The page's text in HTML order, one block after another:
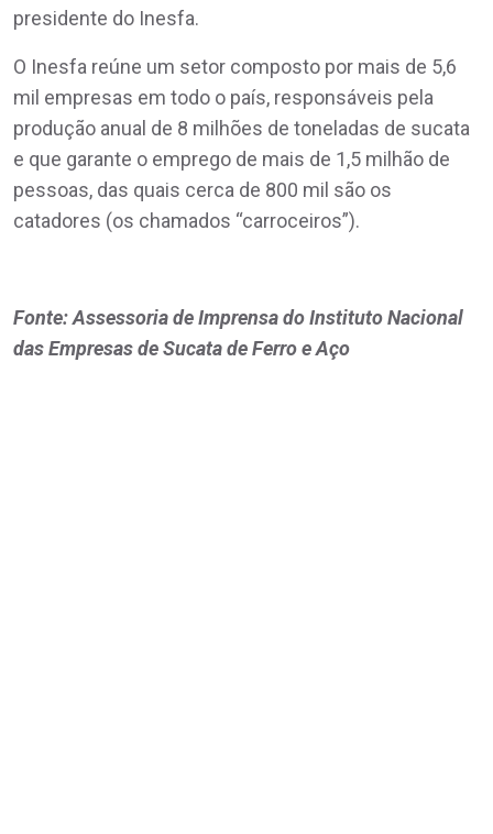
presidente do Inesfa.
O Inesfa reúne um setor composto por mais de 5,6
mil empresas em todo o país, responsáveis pela
produção anual de 8 milhões de toneladas de sucata
e que garante o emprego de mais de 1,5 milhão de
pessoas, das quais cerca de 800 mil são os
catadores (os chamados “carroceiros”).
Fonte: Assessoria de Imprensa do Instituto Nacional
das Empresas de Sucata de Ferro e Aço